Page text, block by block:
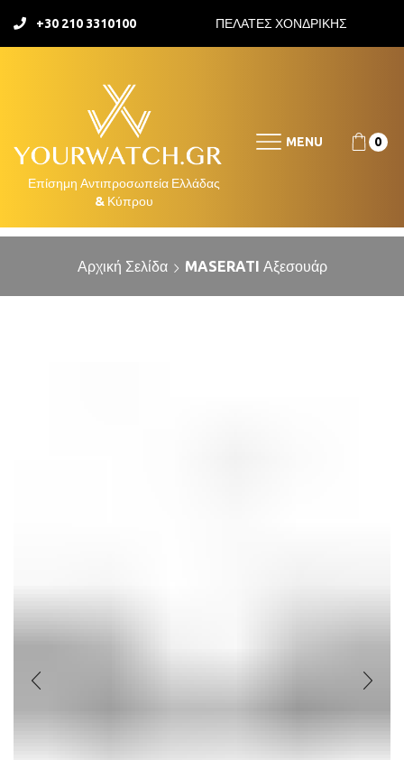
+30 210 3310100 ΠΕΛΑΤΕΣ ΧΟΝΔΡΙΚΗΣ
MENU 0
Αρχική Σελίδα MASERATI Αξεσουάρ